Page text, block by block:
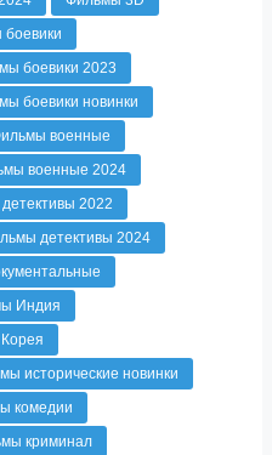
боевики 2023
боевики новинки
военные
военные 2024
2022
детективы 2024
Индия
исторические новинки
комедии
криминал